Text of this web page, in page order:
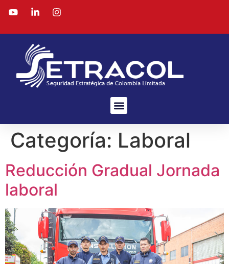
Categoría: Laboral
Reducción Gradual Jornada
laboral